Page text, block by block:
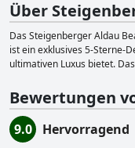
Über
Das Steigenberger Aldau
ist ein exklusives 5-Sterne-
ultimativen Luxus bietet.
azurblaue Rote Meer.
Balkon erlaubt, da alle Zimmer
des Steigenberger Aldau
das Essen geht, denn es
Bewertungen
9.0
Hervorragend